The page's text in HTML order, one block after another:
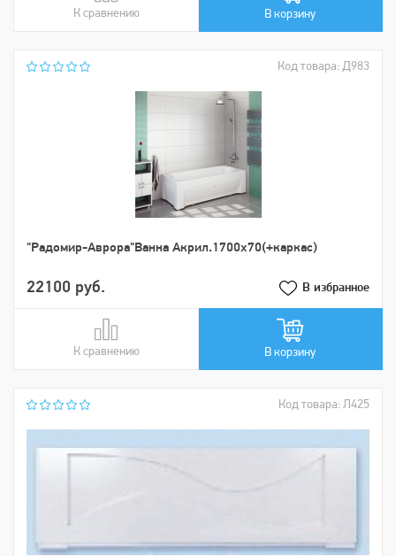
К сравнению
В сравнении В корзину
Код товара: Д983
"Радомир-Аврора"Ванна Акрил.1700х70(+каркас)
22100 руб. В избранное
К сравнению
В сравнении В корзину
Код товара: Л425